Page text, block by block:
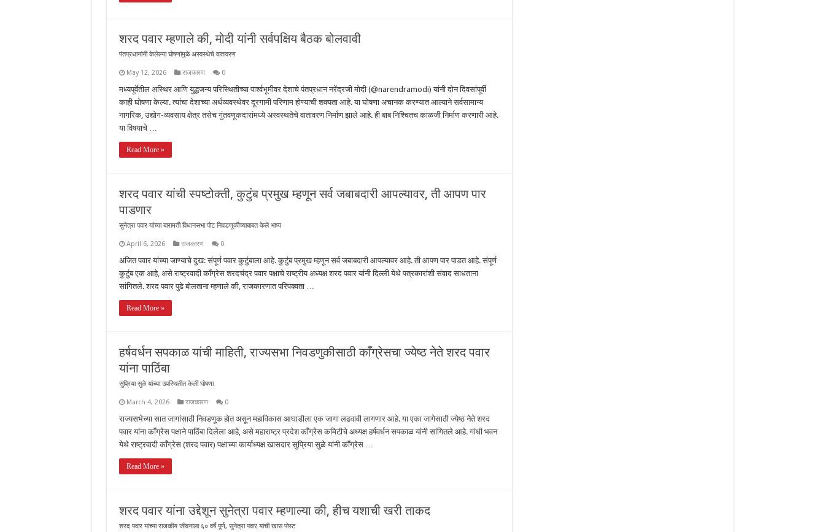
शरद पवार म्हणाले की, मोदी यांनी सर्वपक्षिय बैठक बोलवावी
पंतप्रधानांनी केलेल्या घोषणांमुळे अस्वस्थेचे वातावरण
May 12, 2026 राजकारण 0
मध्यपूर्वेतील अस्थिर आणि युद्धजन्य परिस्थितीच्या पार्श्वभूमीवर देशाचे पंतप्रधान नरेंद्रजी मोदी (@narendramodi) यांनी दोन दिवसांपूर्वी
काही घोषणा केल्या. त्यांचा देशाच्या अर्थव्यवस्थेवर दूरगामी परिणाम होण्याची शक्यता आहे. या घोषणा अचानक करण्यात आल्याने सर्वसामान्य
नागरिक, उद्योग-व्यवसाय क्षेत्र तसेच गुंतवणूकदारांमध्ये अस्वस्थतेचे वातावरण निर्माण झाले आहे. ही बाब निश्चितच काळजी निर्माण करणारी आहे.
या विषयाचे …
Read More »
शरद पवार यांची स्पष्टोक्ती, कुटुंब प्रमुख म्हणून सर्व जबाबदारी आपल्यावर, ती आपण पार
पाडणार
सुनेत्रा पवार यांच्या बारामती विधानसभा पोट निवडणूकीच्याबाबत केले भाष्य
April 6, 2026 राजकारण 0
अजित पवार यांच्या जाण्याचे दुख: संपूर्ण पवार कुटुंबाला आहे. कुटुंब प्रमुख म्हणून सर्व जबाबदारी आपल्यावर आहे. ती आपण पार पाडत आहे. संपूर्ण
कुटुंब एक आहे, असे राष्ट्रवादी काँग्रेस शरदचंद्र पवार पक्षाचे राष्ट्रीय अध्यक्ष शरद पवार यांनी दिल्ली येथे पत्रकारांशी संवाद साधताना
सांगितले. शरद पवार पुढे बोलताना म्हणाले की, राजकारणात परिपक्वता …
Read More »
हर्षवर्धन सपकाळ यांची माहिती, राज्यसभा निवडणुकीसाठी काँग्रेसचा ज्येष्ठ नेते शरद पवार
यांना पाठिंबा
सुप्रिया सुळे यांच्या उपस्थितीत केली घोषणा
March 4, 2026 राजकारण 0
राज्यसभेच्या सात जागांसाठी निवडणूक होत असून महाविकास आघाडीला एक जागा लढवावी लागणार आहे. या एका जागेसाठी ज्येष्ठ नेते शरद
पवार यांना काँग्रेस पक्षाने पाठिंबा दिलेला आहे, असे महाराष्ट्र प्रदेश काँग्रेस कमिटीचे अध्यक्ष हर्षवर्धन सपकाळ यांनी सांगितले आहे. गांधी भवन
येथे राष्ट्रवादी काँग्रेस (शरद पवार) पक्षाच्या कार्याध्यक्ष खासदार सुप्रिया सुळे यांनी काँग्रेस …
Read More »
शरद पवार यांना उद्देशून सुनेत्रा पवार म्हणाल्या की, हीच यशाची खरी ताकद
शरद पवार यांच्या राजकीय जीवनाला ६० वर्षे पूर्ण, सुनेत्रा पवार यांची खास पोस्ट